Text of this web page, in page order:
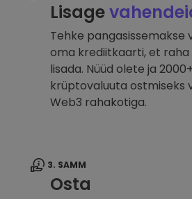
Lisage
Tehke pangasissemakse
oma krediitkaarti, et raha
lisada. Nüüd olete ja
krüptovaluuta ostmiseks
Web3 rahakotiga.
3. SAMM
Osta